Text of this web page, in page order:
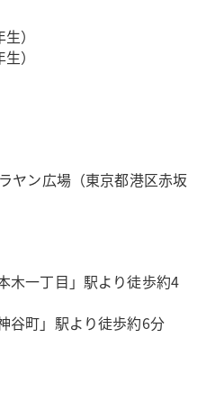
）
）
ヤン広場（東京都港区赤坂
木一丁目」駅より徒歩約4
谷町」駅より徒歩約6分